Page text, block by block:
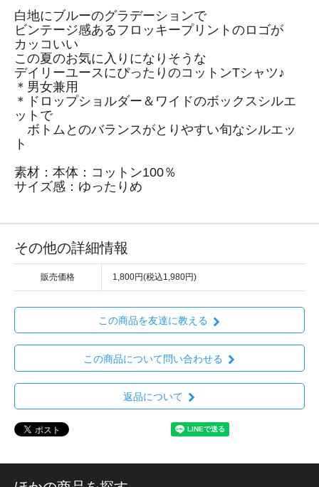
白地にブルーのグラデーションで
ビンテージ感あるフロッキープリントのロゴが
カッコいい
この夏のお気に入りになりそうな
デイリーユースにぴったりのコットンTシャツ♪
＊男女兼用
＊ドロップショルダー＆ワイドのボックスシルエ
ットで
ボトムとのバランスがとりやすい旬なシルエッ
ト
素材：本体：コットン100％
サイズ感：ゆったりめ
その他の詳細情報
販売価格 1,800円(税込1,980円)
この商品を友達に教える
この商品について問い合わせる
返品について